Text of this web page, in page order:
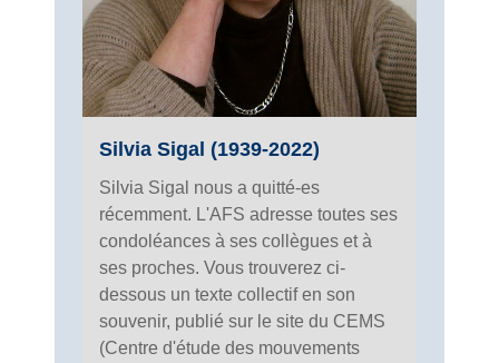
Silvia Sigal (1939-2022)
Silvia Sigal nous a quitté-es
récemment. L'AFS adresse toutes ses
condoléances à ses collègues et à
ses proches. Vous trouverez ci-
dessous un texte collectif en son
souvenir, publié sur le site du CEMS
(Centre d'étude des mouvements